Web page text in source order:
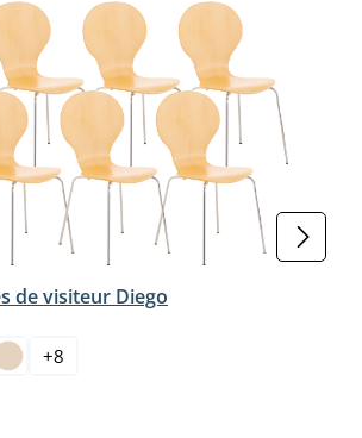
de visiteur Diego
option n'est pas disponible pour le moment.)
+8